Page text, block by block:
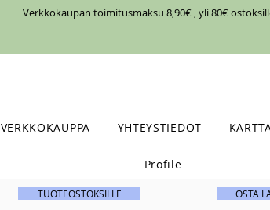
Verkkokaupan toimitusmaksu 8,90€ , yli 80€
VERKKOKAUPPA YHTEYSTIEDOT
Profile
TUOTEOSTOKSILLE OSTA